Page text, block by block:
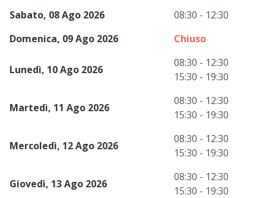
Sabato, 08 Ago 2026
08:30 - 12:30
Domenica, 09 Ago 2026
Chiuso
Lunedì, 10 Ago 2026
08:30 - 12:30
15:30 - 19:30
Martedì, 11 Ago 2026
08:30 - 12:30
15:30 - 19:30
Mercoledì, 12 Ago 2026
08:30 - 12:30
15:30 - 19:30
Giovedì, 13 Ago 2026
08:30 - 12:30
15:30 - 19:30